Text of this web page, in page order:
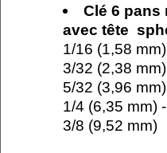
Clé 6 pans
avec tête
1/16 (1,58
3/32 (2,38
5/32 (3,96
1/4 (6,35 mm)
3/8 (9,52 mm)